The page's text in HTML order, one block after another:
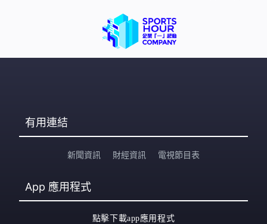
有用連結
新聞資訊 財經資訊 電視節目表
App 應用程式
點擊下載app應用程式